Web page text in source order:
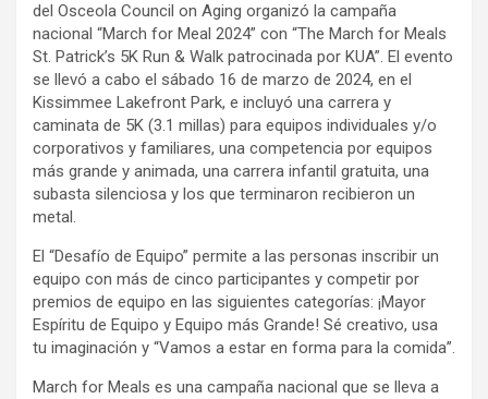
del Osceola Council on Aging organizó la campaña
nacional “March for Meal 2024” con “The March for Meals
St. Patrick’s 5K Run & Walk patrocinada por KUA”. El evento
se llevó a cabo el sábado 16 de marzo de 2024, en el
Kissimmee Lakefront Park, e incluyó una carrera y
caminata de 5K (3.1 millas) para equipos individuales y/o
corporativos y familiares, una competencia por equipos
más grande y animada, una carrera infantil gratuita, una
subasta silenciosa y los que terminaron recibieron un
metal.
El “Desafío de Equipo” permite a las personas inscribir un
equipo con más de cinco participantes y competir por
premios de equipo en las siguientes categorías: ¡Mayor
Espíritu de Equipo y Equipo más Grande! Sé creativo, usa
tu imaginación y “Vamos a estar en forma para la comida”.
March for Meals es una campaña nacional que se lleva a